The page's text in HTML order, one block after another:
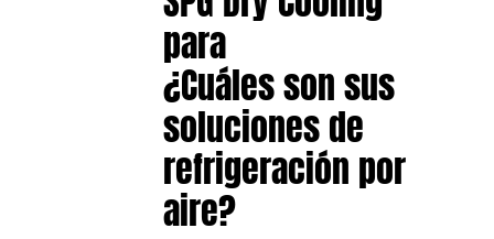
para
¿Cuáles son sus
soluciones de
refrigeración por
aire?